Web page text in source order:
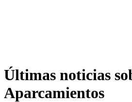
Últimas noticias
Aparcamientos